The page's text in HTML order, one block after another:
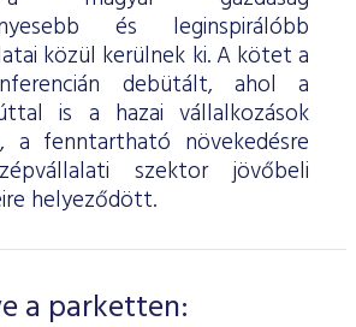
és leginspirálóbb
közül kerülnek ki. A kötet a
debütált, ahol a
is a hazai vállalkozások
a fenntartható növekedésre
szektor jövőbeli
helyeződött.
a parketten: